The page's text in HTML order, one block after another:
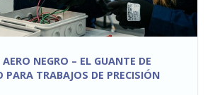
NEGRO – EL GUANTE DE
PARA TRABAJOS DE PRECISIÓN